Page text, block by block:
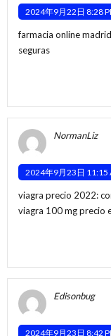
2024年9月22日 8:28
farmacia online
seguras
NormanLiz
2024年9月23日 11:15
viagra precio 2022:
viagra 100 mg precio
Edisonbug
2024年9月23日 8:42